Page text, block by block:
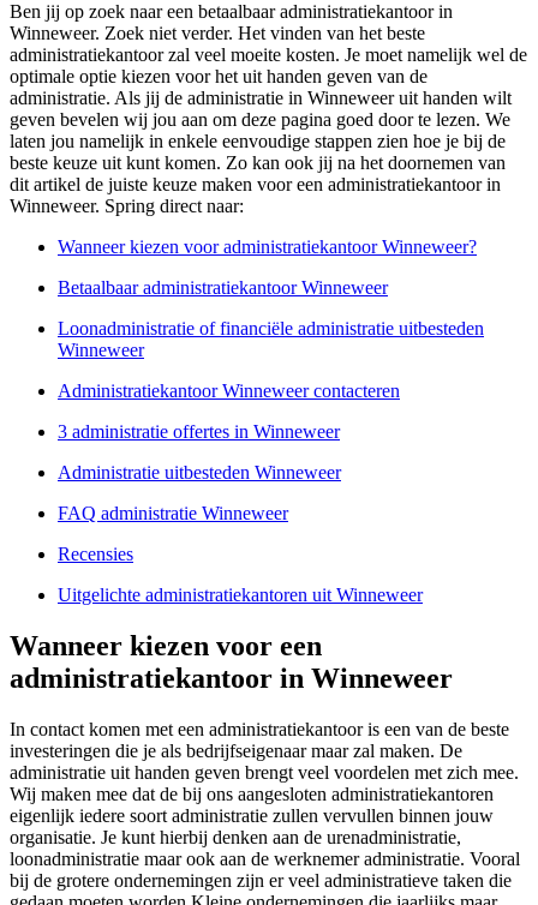
Ben jij op zoek naar een betaalbaar administratiekantoor in
Winneweer. Zoek niet verder. Het vinden van het beste
administratiekantoor zal veel moeite kosten. Je moet namelijk wel de
optimale optie kiezen voor het uit handen geven van de
administratie. Als jij de administratie in Winneweer uit handen wilt
geven bevelen wij jou aan om deze pagina goed door te lezen. We
laten jou namelijk in enkele eenvoudige stappen zien hoe je bij de
beste keuze uit kunt komen. Zo kan ook jij na het doornemen van
dit artikel de juiste keuze maken voor een administratiekantoor in
Winneweer. Spring direct naar:
Wanneer kiezen voor administratiekantoor Winneweer?
Betaalbaar administratiekantoor Winneweer
Loonadministratie of financiële administratie uitbesteden
Winneweer
Administratiekantoor Winneweer contacteren
3 administratie offertes in Winneweer
Administratie uitbesteden Winneweer
FAQ administratie Winneweer
Recensies
Uitgelichte administratiekantoren uit Winneweer
Wanneer kiezen voor een
administratiekantoor in Winneweer
In contact komen met een administratiekantoor is een van de beste
investeringen die je als bedrijfseigenaar maar zal maken. De
administratie uit handen geven brengt veel voordelen met zich mee.
Wij maken mee dat de bij ons aangesloten administratiekantoren
eigenlijk iedere soort administratie zullen vervullen binnen jouw
organisatie. Je kunt hierbij denken aan de urenadministratie,
loonadministratie maar ook aan de werknemer administratie. Vooral
bij de grotere ondernemingen zijn er veel administratieve taken die